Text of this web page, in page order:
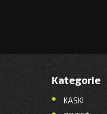
Kategorie
KASKI